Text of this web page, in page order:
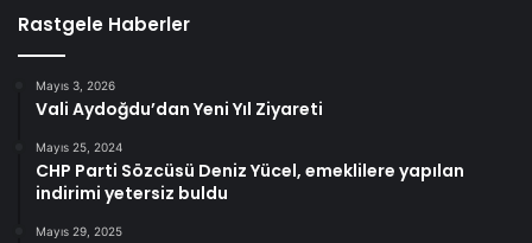
Rastgele Haberler
Mayıs 3, 2026
Vali Aydoğdu’dan Yeni Yıl Ziyareti
Mayıs 25, 2024
CHP Parti Sözcüsü Deniz Yücel, emeklilere yapılan
indirimi yetersiz buldu
Mayıs 29, 2025